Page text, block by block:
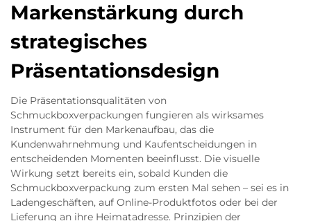
Markenstärkung durch
strategisches
Präsentationsdesign
Die Präsentationsqualitäten von
Schmuckboxverpackungen fungieren als wirksames
Instrument für den Markenaufbau, das die
Kundenwahrnehmung und Kaufentscheidungen in
entscheidenden Momenten beeinflusst. Die visuelle
Wirkung setzt bereits ein, sobald Kunden die
Schmuckboxverpackung zum ersten Mal sehen – sei es in
Ladengeschäften, auf Online-Produktfotos oder bei der
Lieferung an ihre Heimatadresse. Prinzipien der